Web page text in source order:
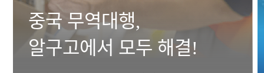
중국 무역대행,
알구고에서 모두 해결!